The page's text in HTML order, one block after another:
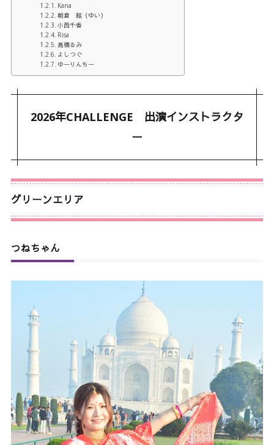
Kana
朝倉 結（ゆい）
小西千香
Risa
髙橋るみ
よしつぐ
ゆーりんちー
2026年CHALLENGE 出演インストラクタ
ー
グリーンエリア
つねちゃん